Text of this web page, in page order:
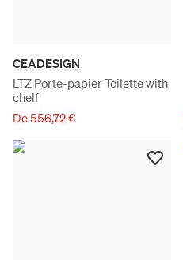
CEADESIGN
LTZ Porte-papier Toilette with
chelf
De 556,72 €